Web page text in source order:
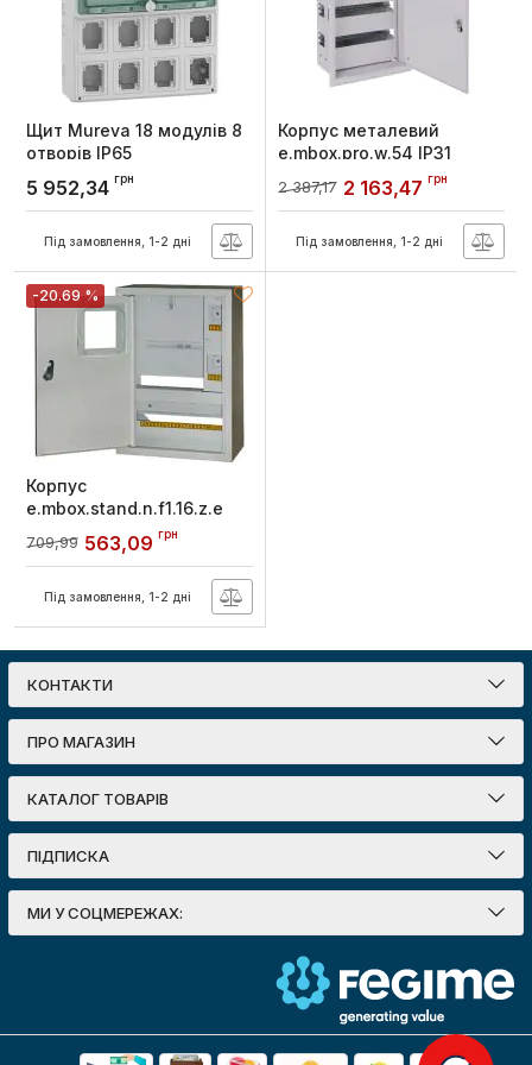
Щит Mureva 18 модулів 8
отворів IP65
Артикул: 13182
5 952,34 грн
Під замовлення, 1-2 дні
Корпус металевий
e.mbox.pro.w.54 IP31
вбудований на 54 модуля
p0100213
2 387,17 2 163,47 грн
Під замовлення, 1-2 дні
-20.69 %
Корпус
e.mbox.stand.n.f1.16.z.e
металевий, під 1-ф.
електронний лічильник,
замком
Артикул:s0100069
709,99 563,09 грн
Під замовлення, 1-2 дні
КОНТАКТИ
ПРО МАГАЗИН
КАТАЛОГ ТОВАРІВ
ПІДПИСКА
МИ У СОЦМЕРЕЖАХ: